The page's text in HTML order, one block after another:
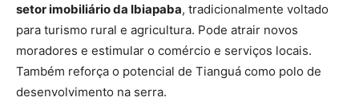
setor imobiliário da Ibiapaba, tradicionalmente voltado
para turismo rural e agricultura. Pode atrair novos
moradores e estimular o comércio e serviços locais.
Também reforça o potencial de Tianguá como polo de
desenvolvimento na serra.